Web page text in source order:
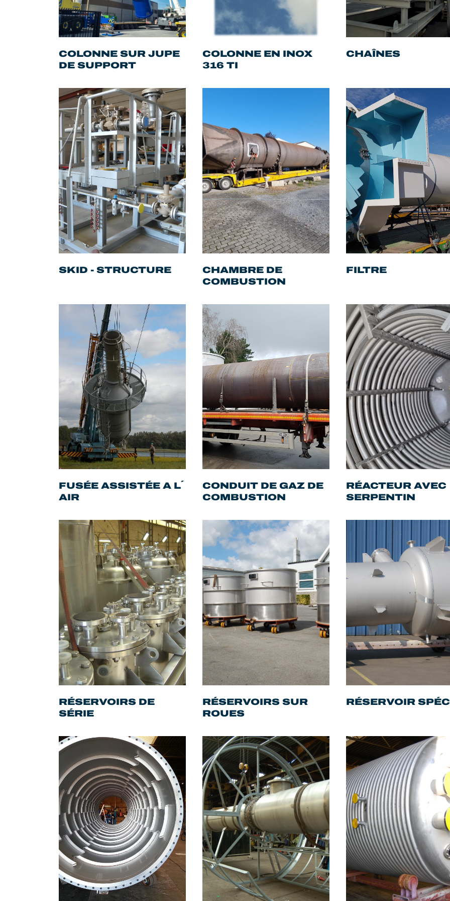
COLONNE SUR JUPE
DE SUPPORT
COLONNE EN INOX
316 TI
CHAÎNES
SKID - STRUCTURE
CHAMBRE DE
COMBUSTION
FILTRE
FUSÉE ASSISTÉE A L´
AIR
CONDUIT DE GAZ DE
COMBUSTION
RÉACTEUR AVEC
SERPENTIN
RÉSERVOIRS DE
SÉRIE
RÉSERVOIRS SUR
ROUES
RÉSERVOIR